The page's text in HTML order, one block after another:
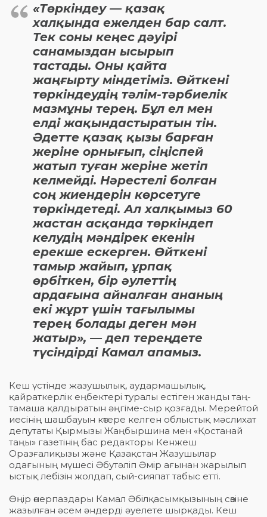
«Төркіндеу — қазақ
халқында ежелден бар салт.
Тек соны кеңес дәуірі
санамыздан ысырып
тастады. Оны қайта
жаңғырту міндетіміз. Өйткені
төркіндеудің тәлім-тәрбиелік
мазмұны терең. Бұл ел мен
елді жақындастыратын тін.
Әдетте қазақ қызы барған
жеріне орнығып, сіңіспей
жатып туған жеріне жетіп
келмейді. Нәрестелі болған
соң жиендерін көрсетуге
төркіндетеді. Ал халқымыз 60
жастан асқанда төркіндеп
келудің мәндірек екенін
ерекше ескерген. Өйткені
тамыр жайып, ұрпақ
өрбіткен, бір әулеттің
ардағына айналған ананың
екі жұрт үшін тағылымы
терең болады деген мән
жатыр», — деп тереңдете
түсіндірді Камал апамыз.
Кеш үстінде жазушылық, аудармашылық,
қайраткерлік еңбектері туралы естіген жанды таң-
тамаша қалдыратын әңгіме-сыр қозғады. Мерейтой
иесінің шашбауын көтере келген облыстық мәслихат
депутаты Қырмызы Жаңбыршина мен «Қостанай
таңы» газетінің бас редакторы Кенжеш
Оразғалиқызы және Қазақстан Жазушылар
одағының мүшесі Әбутәліп Әмір ағынан жарылып
ыстық лебізін жолдап, сый-сияпат табыс етті.
Өңір өнерпаздары Камал Әбілқасымқызының сөзіне
жазылған әсем әндерді әуелете шырқады. Кеш